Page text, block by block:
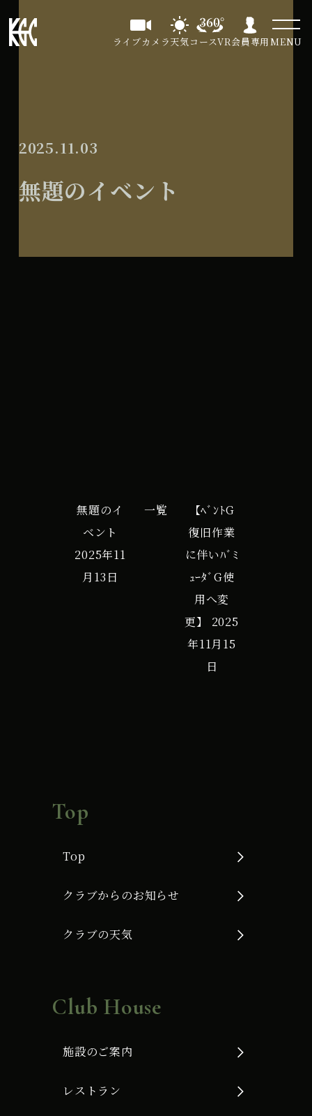
ライブカメラ天気コースVR会員専用MENU
2025.11.03
無題のイベント
無題のイ
ベント
2025年11
月13日
一覧
【ﾍﾞﾝﾄG
復旧作業
に伴いﾊﾞﾐ
ｭｰﾀﾞG使
用へ変
更】 2025
年11月15
日
Top
Top
クラブからのお知らせ
クラブの天気
Club House
施設のご案内
レストラン